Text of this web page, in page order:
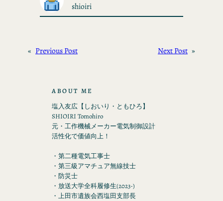
shioiri
« Previous Post Next Post »
ABOUT ME
塩入友広【しおいり・ともひろ】
SHIOIRI Tomohiro
元・工作機械メーカー電気制御設計
活性化で価値向上！
・第二種電気工事士
・第三級アマチュア無線技士
・防災士
・放送大学全科履修生(2023-)
・上田市遺族会西塩田支部長